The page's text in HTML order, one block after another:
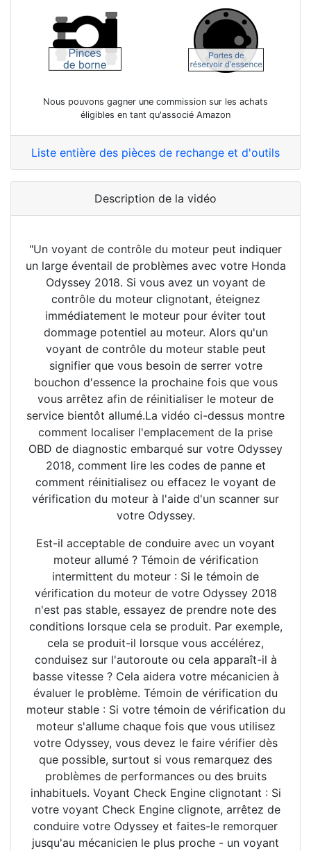
Nous pouvons gagner une commission sur les achats
éligibles en tant qu'associé Amazon
Liste entière des pièces de rechange et d'outils
Description de la vidéo
"Un voyant de contrôle du moteur peut indiquer
un large éventail de problèmes avec votre Honda
Odyssey 2018. Si vous avez un voyant de
contrôle du moteur clignotant, éteignez
immédiatement le moteur pour éviter tout
dommage potentiel au moteur. Alors qu'un
voyant de contrôle du moteur stable peut
signifier que vous besoin de serrer votre
bouchon d'essence la prochaine fois que vous
vous arrêtez afin de réinitialiser le moteur de
service bientôt allumé.La vidéo ci-dessus montre
comment localiser l'emplacement de la prise
OBD de diagnostic embarqué sur votre Odyssey
2018, comment lire les codes de panne et
comment réinitialisez ou effacez le voyant de
vérification du moteur à l'aide d'un scanner sur
votre Odyssey.
Est-il acceptable de conduire avec un voyant
moteur allumé ? Témoin de vérification
intermittent du moteur : Si le témoin de
vérification du moteur de votre Odyssey 2018
n'est pas stable, essayez de prendre note des
conditions lorsque cela se produit. Par exemple,
cela se produit-il lorsque vous accélérez,
conduisez sur l'autoroute ou cela apparaît-il à
basse vitesse ? Cela aidera votre mécanicien à
évaluer le problème. Témoin de vérification du
moteur stable : Si votre témoin de vérification du
moteur s'allume chaque fois que vous utilisez
votre Odyssey, vous devez le faire vérifier dès
que possible, surtout si vous remarquez des
problèmes de performances ou des bruits
inhabituels. Voyant Check Engine clignotant : Si
votre voyant Check Engine clignote, arrêtez de
conduire votre Odyssey et faites-le remorquer
jusqu'au mécanicien le plus proche - un voyant